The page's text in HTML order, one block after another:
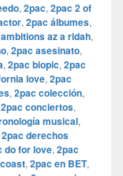
, 2pac, 2pac 2 of
, 2pac álbumes,
az a ridah,
, 2pac asesinato,
, 2pac biopic, 2pac
love, 2pac
, 2pac colección,
2pac conciertos,
musical,
2pac derechos
do for love, 2pac
, 2pac en BET,